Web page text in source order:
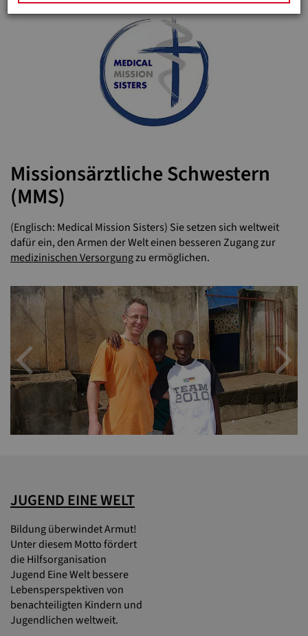
Missionsärztliche Schwestern
(MMS)
(Englisch: Medical Mission Sisters) Sie setzen sich weltweit
dafür ein, den Armen der Welt einen besseren Zugang zur
medizinischen Versorgungzu ermöglichen.
Previous
JUGEND EINE WELT
Bildung überwindet Armut!
Unter diesem Motto fördert
die Hilfsorganisation
Jugend Eine Welt bessere
Lebensperspektiven von
benachteiligten Kindern und
Jugendlichen weltweit.